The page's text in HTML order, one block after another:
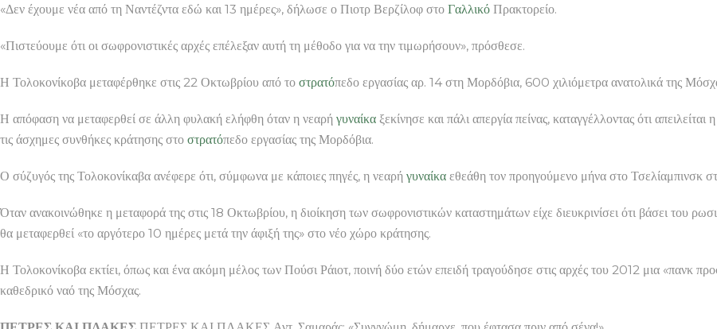
«Δεν έχουμε νέα από τη Ναντέζντα εδώ και 13 ημέρες», δήλωσε ο Πιοτρ Βερζίλοφ στο Γαλλικό Πρακτορείο.
«Πιστεύουμε ότι οι σωφρονιστικές αρχές επέλεξαν αυτή τη μέθοδο για να την τιμωρήσουν», πρόσθεσε.
Η Τολοκονίκοβα μεταφέρθηκε στις 22 Οκτωβρίου από το στρατόπεδο εργασίας αρ. 14 στη Μορδόβια, 600 χιλιόμετρα ανατολικά της
Η απόφαση να μεταφερθεί σε άλλη φυλακή ελήφθη όταν η νεαρή γυναίκα ξεκίνησε και πάλι απεργία πείνας, καταγγέλλοντας ότι
τις άσχημες συνθήκες κράτησης στο στρατόπεδο εργασίας της Μορδόβια.
Ο σύζυγός της Τολοκονίκαβα ανέφερε ότι, σύμφωνα με κάποιες πηγές, η νεαρή γυναίκα εθεάθη τον προηγούμενο μήνα στο Τσελίαμπινσκ
Όταν ανακοινώθηκε η μεταφορά της στις 18 Οκτωβρίου, η διοίκηση των σωφρονιστικών καταστημάτων είχε διευκρινίσει ότι βάσει του
θα μεταφερθεί «το αργότερο 10 ημέρες μετά την άφιξή της» στο νέο χώρο κράτησης.
Η Τολοκονίκοβα εκτίει, όπως και ένα ακόμη μέλος των Πούσι Ράιοτ, ποινή δύο ετών επειδή τραγούδησε στις αρχές του 2012 μια «πανκ
καθεδρικό ναό της Μόσχας.